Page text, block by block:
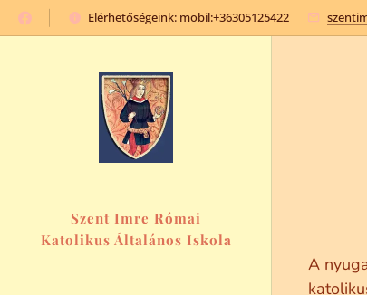
Elérhetőségeink: mobil:+36305125422
Szent Imre Római
Katolikus Általános Iskola
A